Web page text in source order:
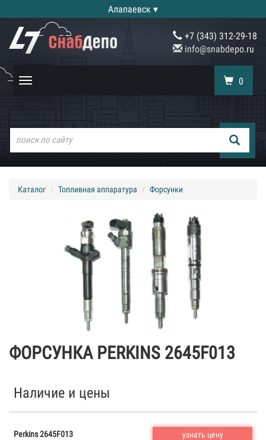
Алапаевск ▾
+7 (343) 312-29-18
info@snabdepo.ru
Toggle
0
Каталог Топливная аппаратура Форсунки
ФОРСУНКА PERKINS 2645F013
Наличие и цены
Perkins 2645F013 узнать цену